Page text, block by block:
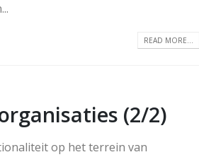
READ MORE...
(2/2)
op het terrein van